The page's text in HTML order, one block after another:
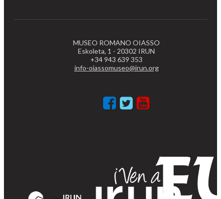
MUSEO ROMANO OIASSO
Eskoleta, 1 - 20302 IRUN
+34 943 639 353
info-oiassomuseo@irun.org